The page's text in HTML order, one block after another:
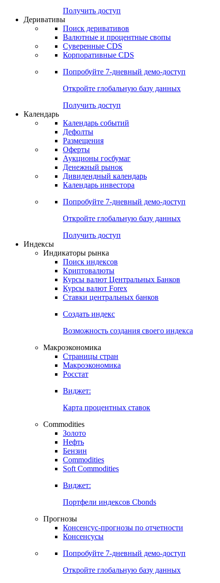
Получить доступ
Деривативы
Поиск деривативов
Валютные и процентные свопы
Суверенные CDS
Корпоративные CDS
Попробуйте 7-дневный демо-доступ
Откройте глобальную базу данных
Получить доступ
Календарь
Календарь событий
Дефолты
Размещения
Оферты
Аукционы госбумаг
Денежный рынок
Дивидендный календарь
Календарь инвестора
Попробуйте 7-дневный демо-доступ
Откройте глобальную базу данных
Получить доступ
Индексы
Индикаторы рынка
Поиск индексов
Криптовалюты
Курсы валют Центральных Банков
Курсы валют Forex
Ставки центральных банков
Создать индекс
Возможность создания своего индекса
Макроэкономика
Страницы стран
Макроэкономика
Росстат
Виджет:
Карта процентных ставок
Commodities
Золото
Нефть
Бензин
Commodities
Soft Commodities
Виджет:
Портфели индексов Cbonds
Прогнозы
Консенсус-прогнозы по отчетности
Консенсусы
Попробуйте 7-дневный демо-доступ
Откройте глобальную базу данных